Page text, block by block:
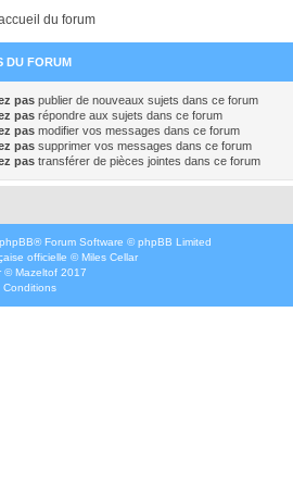
du forum
DU FORUM
pas publier de nouveaux sujets dans ce forum
pas répondre aux sujets dans ce forum
pas modifier vos messages dans ce forum
pas supprimer vos messages dans ce forum
pas transférer de pièces jointes dans ce forum
phpBB® Forum Software © phpBB Limited
officielle ©Miles Cellar
©Mazeltof 2017
Conditions